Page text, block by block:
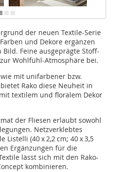
der neuen Textile-Serie
und Dekore ergänzen
Feine ausgeprägte Stoff-
Wohlfühl-Atmos­phäre bei.
mit unifarbener bzw.
Rako diese Neuheit in
textilem und floralem Dekor
der Fliesen erlaubt sowohl
Netzverklebtes
Listelli (40 x 2,2 cm; 40 x 3,5
Ergänzungen für die
lässt sich mit den Rako-
kombinieren.